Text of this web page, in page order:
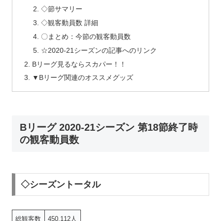
◇節サマリー
◇観客動員数 詳細
〇まとめ：今節の観客動員数
☆2020-21シーズンの記事へのリンク
Bリーグ見るならスカパー！！
▼Bリーグ関連のオススメグッズ
Bリーグ 2020-21シーズン 第18節終了時
の観客動員数
◇シーズントータル
総観客数 450,112人